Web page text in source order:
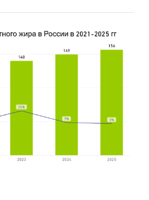
ВЭД с объемами
экспортеров и
стоимостные - в